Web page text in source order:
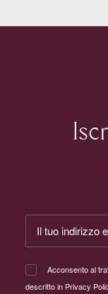
Acconsento al
descritto in Privacy